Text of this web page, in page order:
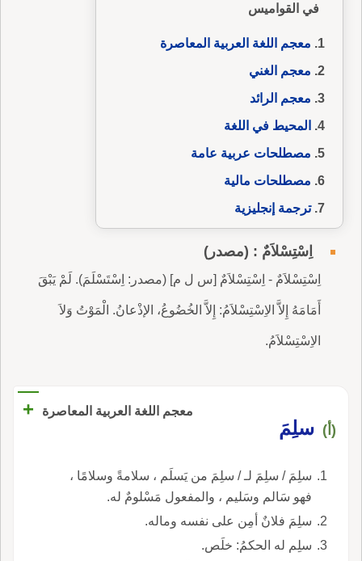
في القواميس
معجم اللغة العربية المعاصرة
معجم الغني
معجم الرائد
المحيط في اللغة
مصطلحات عربية عامة
مصطلحات مالية
ترجمة إنجليزية
اِسْتِسْلاَمٌ : (مصدر)
اِسْتِسْلاَمٌ - اِسْتِسْلاَمٌ [س ل م] (مصدر: اِسْتَسْلَمَ). لَمْ يَبْقَ
أَمَامَهُ إِلاَّ الاِسْتِسْلاَمُ: إِلاَّ الخُضُوعُ، الإذْعانُ. الْمَوْتُ وَلاَ
الاِسْتِسْلاَمُ.
معجم اللغة العربية المعاصرة +
(أ) سلِمَ
سلِمَ / سلِمَ لـ / سلِمَ من يَسلَم ، سلامةً وسلامًا ،
فهو سَالم وسَليم ، والمفعول مَسْلومٌ له.
سلِمَ فلانٌ أمِن على نفسه وماله.
سلِم له الحكمُ: خلَص.